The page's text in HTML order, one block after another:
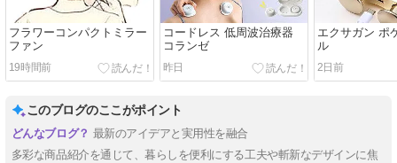
フラワーコンパクトミラー
ファン
19時間前
コードレス 低周波治療器
コランゼ
昨日
エクサガン ポ
ル
2日前
このブログのここがポイント
最新のアイデアと実用性を融合
多彩な商品紹介を通じて、暮らしを便利にする工夫や斬新なデザインに焦